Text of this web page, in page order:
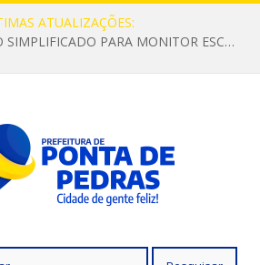
ATUALIZAÇÕES:
PROCESSO SELETIVO SIMPLIFICADO PARA MONITOR ESCOLAR